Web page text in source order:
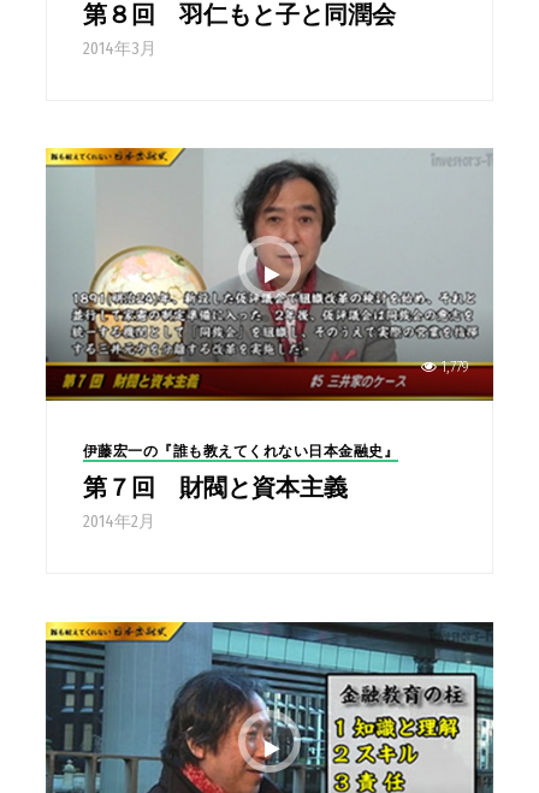
第８回 羽仁もと子と同潤会
2014年3月
1,779
伊藤宏一の『誰も教えてくれない日本金融史』
第７回 財閥と資本主義
2014年2月